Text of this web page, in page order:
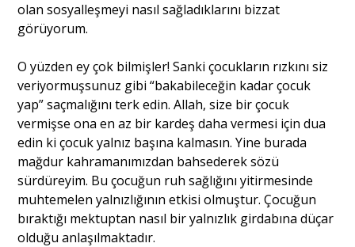
olan sosyalleşmeyi nasıl sağladıklarını bizzat
görüyorum.
O yüzden ey çok bilmişler! Sanki çocukların rızkını siz
veriyormuşsunuz gibi “bakabileceğin kadar çocuk
yap” saçmalığını terk edin. Allah, size bir çocuk
vermişse ona en az bir kardeş daha vermesi için dua
edin ki çocuk yalnız başına kalmasın. Yine burada
mağdur kahramanımızdan bahsederek sözü
sürdüreyim. Bu çocuğun ruh sağlığını yitirmesinde
muhtemelen yalnızlığının etkisi olmuştur. Çocuğun
bıraktığı mektuptan nasıl bir yalnızlık girdabına düçar
olduğu anlaşılmaktadır.